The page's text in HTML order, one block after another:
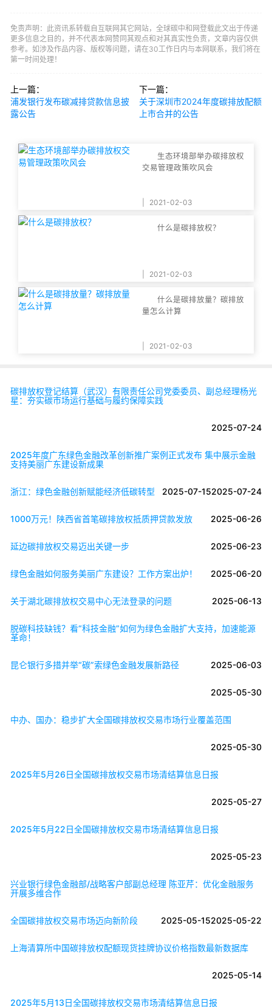
免责声明：此资讯系转载自互联网其它网站，全球碳中和网登载此文出于传递
更多信息之目的，并不代表本网赞同其观点和对其真实性负责，文章内容仅供
参考。如涉及作品内容、版权等问题，请在30工作日内与本网联系，我们将在
第一时间处理！
上一篇：
浦发银行发布碳减排贷款信息披
露公告
下一篇：
关于深圳市2024年度碳排放配额
上市合并的公告
生态环境部举办碳排放权
交易管理政策吹风会
2021-02-03
什么是碳排放权？
2021-02-03
什么是碳排放量？碳排放
量怎么计算
2021-02-03
碳排放权登记结算（武汉）有限责任公司党委委员、副总经理杨光
星：夯实碳市场运行基础与履约保障实践
2025-07-24
2025年度广东绿色金融改革创新推广案例正式发布 集中展示金融
支持美丽广东建设新成果
2025-07-24
浙江：绿色金融创新赋能经济低碳转型 2025-07-15
1000万元！陕西省首笔碳排放权抵质押贷款发放 2025-06-26
延边碳排放权交易迈出关键一步 2025-06-23
绿色金融如何服务美丽广东建设？工作方案出炉！ 2025-06-20
关于湖北碳排放权交易中心无法登录的问题 2025-06-13
脱碳科技缺钱？看“科技金融”如何为绿色金融扩大支持，加速能源
革命！
2025-06-03
昆仑银行多措并举“碳”索绿色金融发展新路径
2025-05-30
中办、国办：稳步扩大全国碳排放权交易市场行业覆盖范围
2025-05-30
2025年5月26日全国碳排放权交易市场清结算信息日报
2025-05-27
2025年5月22日全国碳排放权交易市场清结算信息日报
2025-05-23
兴业银行绿色金融部/战略客户部副总经理 陈亚芹：优化金融服务
开展多维合作
2025-05-22
全国碳排放权交易市场迈向新阶段 2025-05-15
上海清算所中国碳排放权配额现货挂牌协议价格指数最新数据库
2025-05-14
2025年5月13日全国碳排放权交易市场清结算信息日报